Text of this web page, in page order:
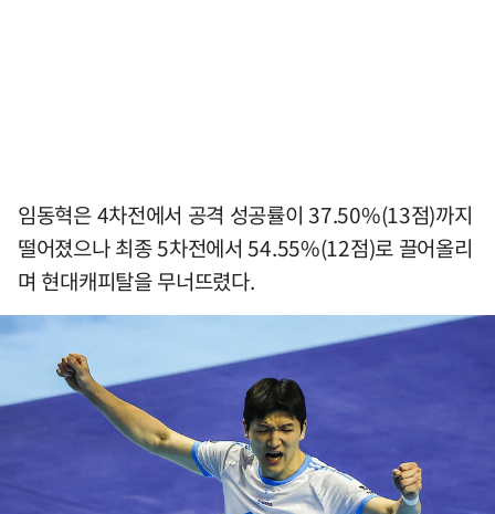
임동혁은 4차전에서 공격 성공률이 37.50%(13점)까지
떨어졌으나 최종 5차전에서 54.55%(12점)로 끌어올리
며 현대캐피탈을 무너뜨렸다.